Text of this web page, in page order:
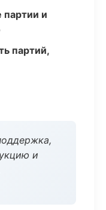
партии и
партий,
и